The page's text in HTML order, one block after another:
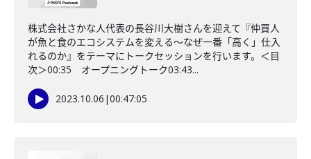
株式会社さかな人代表の長谷川大樹さんを迎えて『仲買人
が魚と食のエコシステムを変える〜なぜ一番「高く」仕入
れるのか』をテーマにトークセッションを行います。＜目
次＞00:35 オープニングトーク03:43...
2023.10.06 |00:47:05